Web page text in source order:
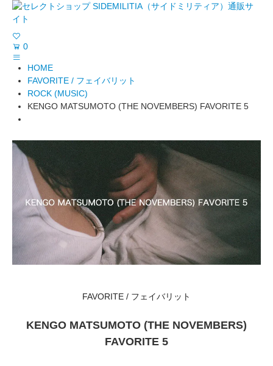
0
HOME
FAVORITE / フェイバリット
ROCK (MUSIC)
KENGO MATSUMOTO (THE NOVEMBERS) FAVORITE 5
FAVORITE / フェイバリット
KENGO MATSUMOTO (THE NOVEMBERS)
FAVORITE 5